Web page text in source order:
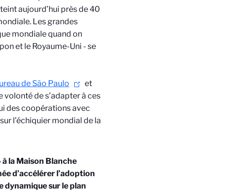
aujourd’hui près de 40
Les grandes
mondiale quand on
et le Royaume-Uni - se
de São Paulo
et
volonté de s’adapter à ces
des coopérations avec
l’échiquier mondial de la
à la Maison Blanche
d’accélérer l’adoption
dynamique sur le plan